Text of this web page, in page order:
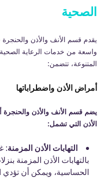
الصحية
يقدم قسم الأنف والأذن
واسعة من خدمات الرعاية
المتنوعة، تتضمن:
أمراض الأذن واضطراباتها
يضم قسم الأنف والأذن
الأذن التي تشمل:
التهابات الأذن المزمنة:
بالتهابات الأذن المزمنة
الحساسية، ويمكن أن تؤدي